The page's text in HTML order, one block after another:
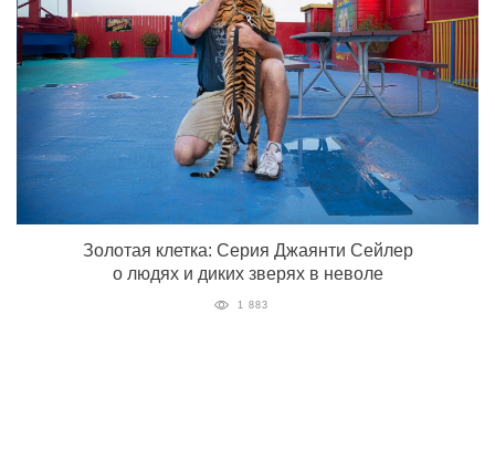
Золотая клетка: Серия Джаянти Сейлер
о людях и диких зверях в неволе
1 883